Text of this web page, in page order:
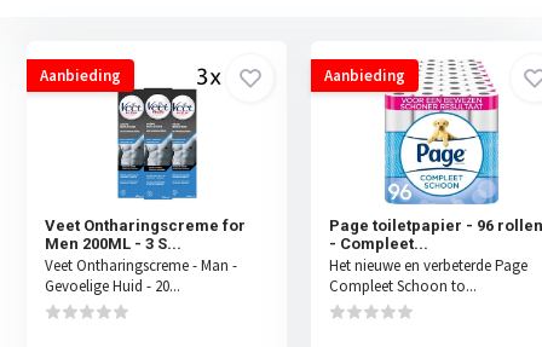
Aanbieding
Veet Ontharingscreme for
Men 200ML - 3 S...
Veet Ontharingscreme - Man -
Gevoelige Huid - 20...
Aanbieding
Page toiletpapier - 96
- Compleet...
Het nieuwe en verbeterde Page
Compleet Schoon to...